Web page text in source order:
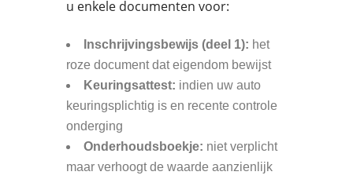
u enkele documenten voor:
Inschrijvingsbewijs (deel 1): het
roze document dat eigendom bewijst
Keuringsattest: indien uw auto
keuringsplichtig is en recente controle
onderging
Onderhoudsboekje: niet verplicht
maar verhoogt de waarde aanzienlijk